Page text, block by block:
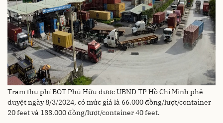
Trạm thu phí BOT Phú Hữu được UBND TP Hồ Chí Minh phê
duyệt ngày 8/3/2024, có mức giá là 66.000 đồng/lượt/container
20 feet và 133.000 đồng/lượt/container 40 feet.